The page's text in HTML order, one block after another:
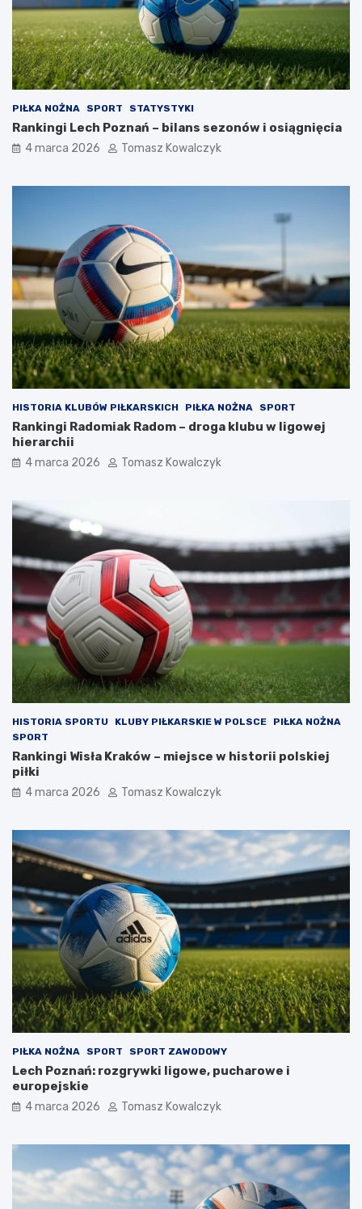
PIŁKA NOŻNA SPORT STATYSTYKI
Rankingi Lech Poznań – bilans sezonów i osiągnięcia
4 marca 2026 Tomasz Kowalczyk
HISTORIA KLUBÓW PIŁKARSKICH PIŁKA NOŻNA SPORT
Rankingi Radomiak Radom – droga klubu w ligowej
hierarchii
4 marca 2026 Tomasz Kowalczyk
HISTORIA SPORTU KLUBY PIŁKARSKIE W POLSCE
PIŁKA NOŻNA
SPORT
Rankingi Wisła Kraków – miejsce w historii polskiej
piłki
4 marca 2026 Tomasz Kowalczyk
PIŁKA NOŻNA SPORT SPORT ZAWODOWY
Lech Poznań: rozgrywki ligowe, pucharowe i
europejskie
4 marca 2026 Tomasz Kowalczyk